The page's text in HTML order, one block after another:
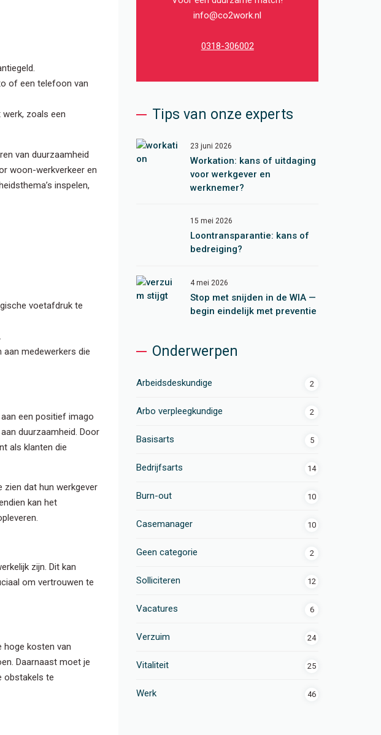
of een telefoon van
werk, zoals een
van duurzaamheid
woon-werkverkeer en
inspelen,
voetafdruk te
medewerkers die
een positief imago
duurzaamheid. Door
als klanten die
zien dat hun werkgever
kan het
zijn. Dit kan
om vertrouwen te
hoge kosten van
Daarnaast moet je
obstakels te
info@co2work.nl
0318-306002
Tips van onze experts
23 juni 2026
Workation: kans of uitdaging
voor werkgever en
werknemer?
15 mei 2026
Loontransparantie: kans of
bedreiging?
4 mei 2026
Stop met snijden in de WIA —
begin eindelijk met preventie
Onderwerpen
Arbeidsdeskundige 2
Arbo verpleegkundige 2
Basisarts 5
Bedrijfsarts 14
Burn-out 10
Casemanager 10
Geen categorie 2
Solliciteren 12
Vacatures 6
Verzuim 24
Vitaliteit 25
Werk 46
formulier om u in te schrijven